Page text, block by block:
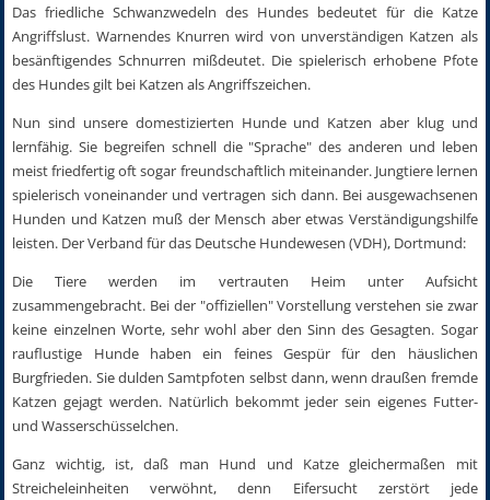
Das friedliche Schwanzwedeln des Hundes bedeutet für die Katze
Angriffslust. Warnendes Knurren wird von unverständigen Katzen als
besänftigendes Schnurren mißdeutet. Die spielerisch erhobene Pfote
des Hundes gilt bei Katzen als Angriffszeichen.
Nun sind unsere domestizierten Hunde und Katzen aber klug und
lernfähig. Sie begreifen schnell die "Sprache" des anderen und leben
meist friedfertig oft sogar freundschaftlich miteinander. Jungtiere lernen
spielerisch voneinander und vertragen sich dann. Bei ausgewachsenen
Hunden und Katzen muß der Mensch aber etwas Verständigungshilfe
leisten. Der Verband für das Deutsche Hundewesen (VDH), Dortmund:
Die Tiere werden im vertrauten Heim unter Aufsicht
zusammengebracht. Bei der "offiziellen" Vorstellung verstehen sie zwar
keine einzelnen Worte, sehr wohl aber den Sinn des Gesagten. Sogar
rauflustige Hunde haben ein feines Gespür für den häuslichen
Burgfrieden. Sie dulden Samtpfoten selbst dann, wenn draußen fremde
Katzen gejagt werden. Natürlich bekommt jeder sein eigenes Futter-
und Wasserschüsselchen.
Ganz wichtig, ist, daß man Hund und Katze gleichermaßen mit
Streicheleinheiten verwöhnt, denn Eifersucht zerstört jede